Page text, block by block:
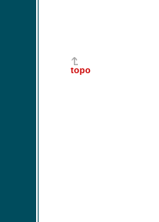
topo